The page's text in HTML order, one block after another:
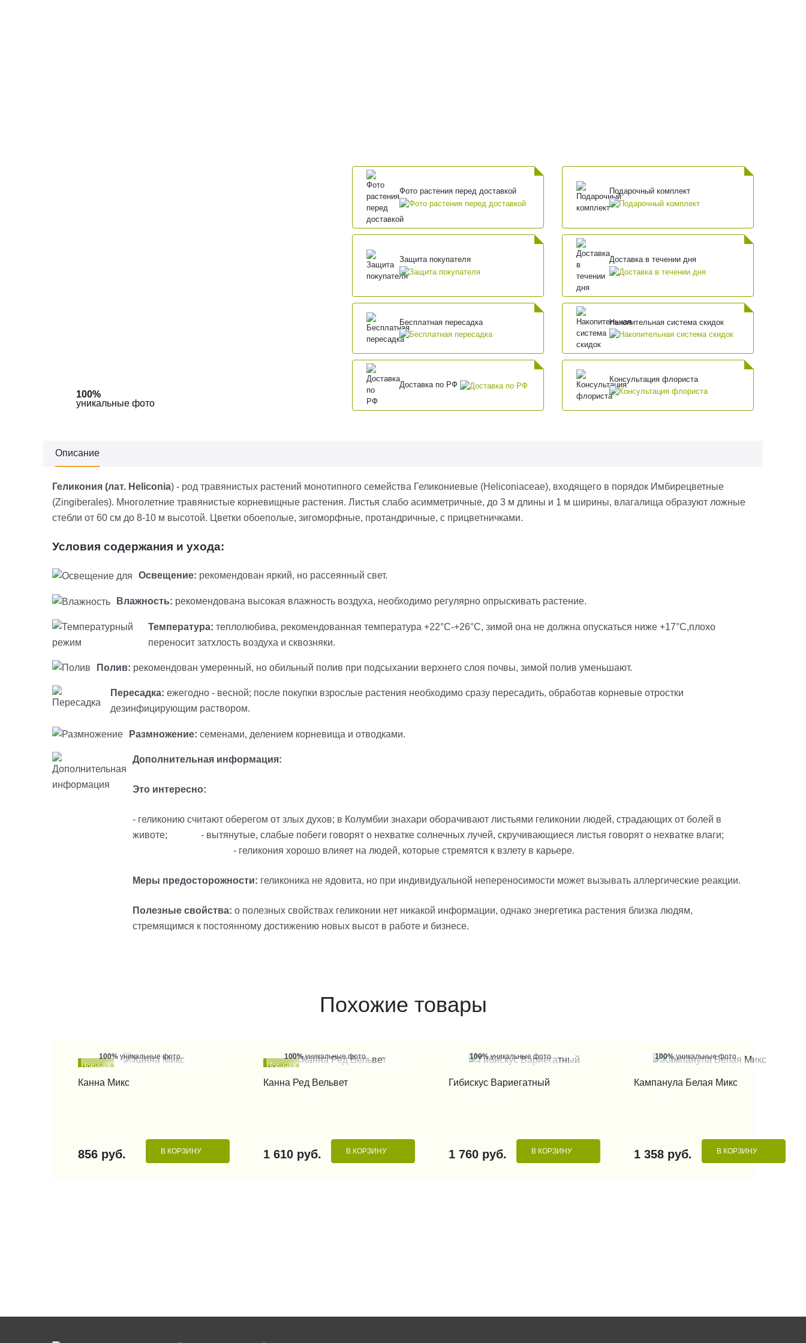
100%
уникальные фото
100%
уникальные фото
Фото растения перед доставкой Подарочный комплект
Защита покупателя Доставка в течении дня
Бесплатная пересадка Накопительная система скидок
Доставка по РФ
Консультация флориста
Описание
Геликония (лат. Heliconia) - род травянистых растений монотипного семейства Геликониевые (Heliconiaceae), входящего в порядок Имбирецветные
(Zingiberales). Многолетние травянистые корневищные растения. Листья слабо асимметричные, до 3 м длины и 1 м ширины, влагалища образуют ложные
стебли от 60 см до 8-10 м высотой. Цветки обоеполые, зигоморфные, протандричные, с прицветничками.
Условия содержания и ухода:
Освещение: рекомендован яркий, но рассеянный свет.
Влажность: рекомендована высокая влажность воздуха, необходимо регулярно опрыскивать растение.
Температура: теплолюбива, рекомендованная температура +22°С-+26°С, зимой она не должна опускаться ниже +17°С,плохо
переносит затхлость воздуха и сквозняки.
Полив: рекомендован умеренный, но обильный полив при подсыхании верхнего слоя почвы, зимой полив уменьшают.
Пересадка: ежегодно - весной; после покупки взрослые растения необходимо сразу пересадить, обработав корневые отростки
дезинфицирующим раствором.
Размножение: семенами, делением корневища и отводками.
Дополнительная информация:
Это интересно:
- геликонию считают оберегом от злых духов; в Колумбии знахари оборачивают листьями геликонии людей, страдающих от болей в
животе; - вытянутые, слабые побеги говорят о нехватке солнечных лучей, скручивающиеся листья говорят о нехватке влаги;
- геликония хорошо влияет на людей, которые стремятся к взлету в карьере.
Меры предосторожности: геликоника не ядовита, но при индивидуальной непереносимости может вызывать аллергические реакции.
Полезные свойства: о полезных свойствах геликонии нет никакой информации, однако энергетика растения близка людям,
стремящимся к постоянному достижению новых высот в работе и бизнесе.
Похожие товары
Новинка
100% уникальные фото
Канна Микс
856 руб. В КОРЗИНУ
Новинка
Хит
100%уникальные фото
Канна Ред Вельвет
1 610 руб. В КОРЗИНУ
100%уникальные фото
Гибискус Вариегатный
1 760 руб. В КОРЗИНУ
100%уникальные фото
Кампанула Белая Микс
1 358 руб. В КОРЗИНУ